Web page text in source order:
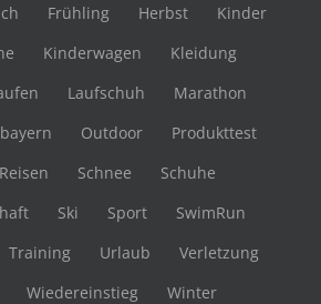
Frühling Herbst
Kinder
Kinderwagen
Kleidung
Laufschuh
Marathon
Outdoor
Produkttest
Reisen Schnee
Schuhe
Ski Sport
SwimRun
Training Urlaub
Verletzung
Wiedereinstieg
Winter